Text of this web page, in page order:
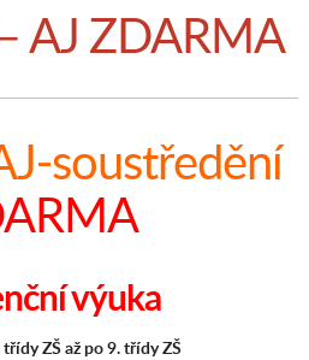
AJ ZDARMA
soustředění
výuka
ZŠ až po 9. třídy ZŠ